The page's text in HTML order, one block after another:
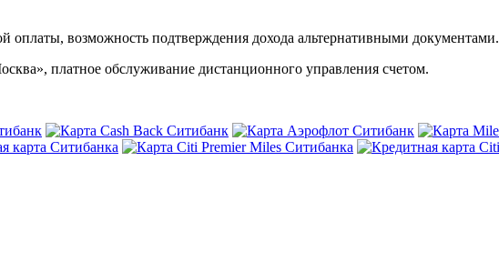
оплаты, возможность подтверждения дохода альтернативными документами.
платное обслуживание дистанционного управления счетом.